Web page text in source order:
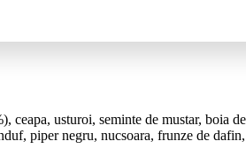
ceapa, usturoi, seminte de mustar, boia
piper negru, nucsoara, frunze de